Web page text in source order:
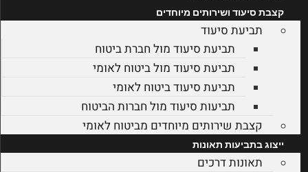
קצבת סיעוד ושירותים מיוחדים
תביעת סיעוד
תביעת סיעוד מול חברת ביטוח
תביעת סיעוד מול ביטוח לאומי
תביעת סיעוד ביטוח לאומי
תביעות סיעוד מול חברות הביטוח
קצבת שירותים מיוחדים מביטוח לאומי
ייצוג בתביעות תאונות
תאונות דרכים